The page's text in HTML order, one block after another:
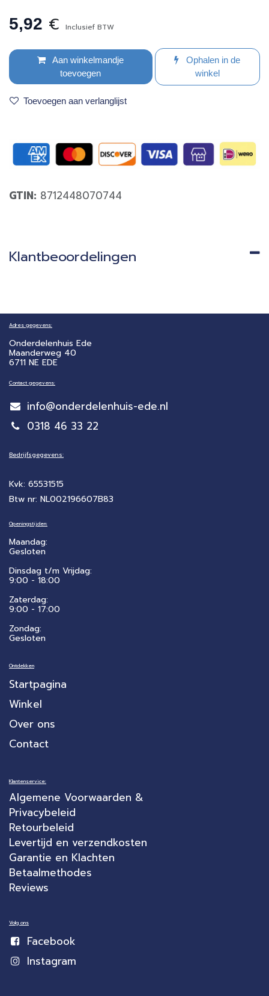
5,92 € Inclusief BTW
Aan winkelmandje
toevoegen
Ophalen in de
winkel
Toevoegen aan verlanglijst
GTIN: 8712448070744
Klantbeoordelingen
Adres gegevens:
Onderdelenhuis Ede
Maanderweg 40
6711 NE EDE
Contact gegevens:
info@onderdelenhuis-ede.nl
0318 46 33 22
Bedrijfsgegevens:
Kvk: 65531515
Btw nr: NL002196607B83
Openingstijden:
Maandag:
Gesloten
Dinsdag t/m Vrijdag:
9:00 - 18:00
Zaterdag:
​9:00 - 17:00
Zondag:
Gesloten
Ontdekken
Startpagina
Winkel
Over ons
Contact
Klantenservice:
Algemene Voorwaarden &
Privacybeleid
Retourbeleid
Levertijd en verzendkosten
Garantie en Klachten
Betaalmethodes
Reviews
Volg ons
Facebook
Instagram